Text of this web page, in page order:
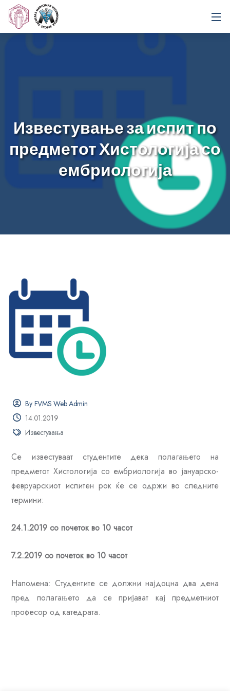
Известување за испит по
предметот Хистологија со
ембриологија
By FVMS Web Admin
14.01.2019
Известувања
Се известуваат студентите дека полагањето на
предметот Хистологија со ембриологија во јануарско-
февруарскиот испитен рок ќе се одржи во следните
термини:
24.1.2019 со почеток во 10 часот
7.2.2019 со почеток во 10 часот
Напомена: Студентите се должни најдоцна два дена
пред полагањето да се пријават кај предметниот
професор oд катедрата.